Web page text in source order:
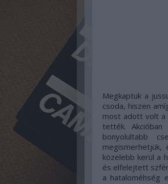
Megkaptuk a
csoda, hiszen
most adott volt a
tették.
bonyolultabb
közelebb kerül a
és elfelejtett
a hataloméhség